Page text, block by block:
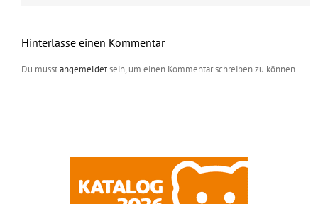
Hinterlasse einen Kommentar
Du musstangemeldetsein, um einen Kommentar schreiben zu können.